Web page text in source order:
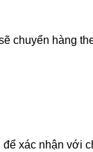
chuyển hàng
xác nhận với